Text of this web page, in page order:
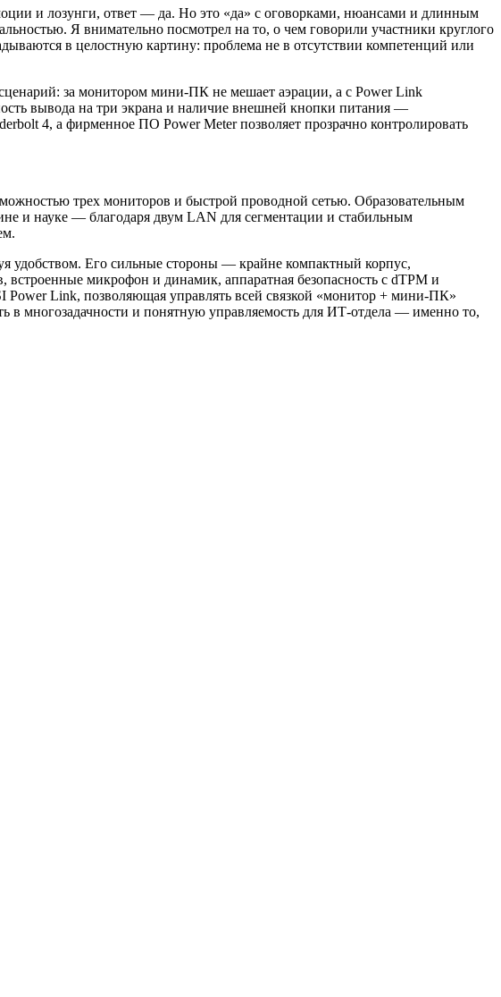
и лозунги, ответ — да. Но это «да» с оговорками, нюансами и длинным
Я внимательно посмотрел на то, о чем говорили участники круглого
в целостную картину: проблема не в отсутствии компетенций или
за монитором мини‑ПК не мешает аэрации, а с Power Link
вывода на три экрана и наличие внешней кнопки питания —
4, а фирменное ПО Power Meter позволяет прозрачно контролировать
трех мониторов и быстрой проводной сетью. Образовательным
и науке — благодаря двум LAN для сегментации и стабильным
Его сильные стороны — крайне компактный корпус,
микрофон и динамик, аппаратная безопасность с dTPM и
Link, позволяющая управлять всей связкой «монитор + мини‑ПК»
в многозадачности и понятную управляемость для ИТ‑отдела — именно то,